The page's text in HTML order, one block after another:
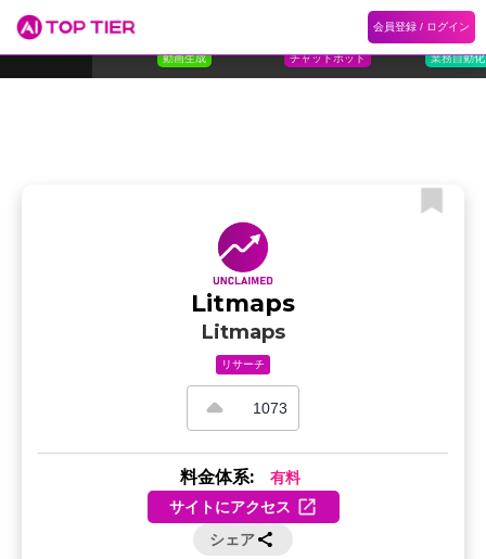
会員登録 / ログイン
ランキング
動画生成 チャットボット
3
Flokzu
業務自動化
Litmaps
Litmaps
リサーチ
1073
料金体系: 有料
サイトにアクセス
シェア
ホーム 記事